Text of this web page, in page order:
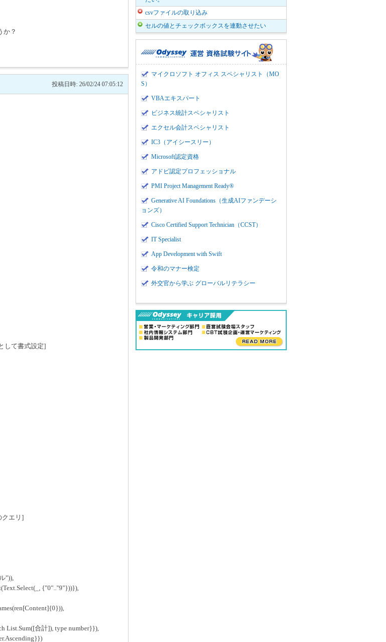
か？
投稿日時: 26/02/24 07:05:12
して書式設定]
エリ]
")),
{"0".."9"}))}),
List.Sum([合計]), type number}}),
csvファイルの取り込み
セルの値とチェックボックスを連動させたい
マイクロソフト オフィス スペシャリスト（MO
S）
VBAエキスパート
ビジネス統計スペシャリスト
エクセル会計スペシャリスト
IC3（アイシースリー）
Microsoft認定資格
アドビ認定プロフェッショナル
PMI Project Management Ready®
Generative AI Foundations（生成AIファンデーシ
ョンズ）
Cisco Certified Support Technician（CCST）
IT Specialist
App Development with Swift
令和のマナー検定
外交官から学ぶ グローバルリテラシー